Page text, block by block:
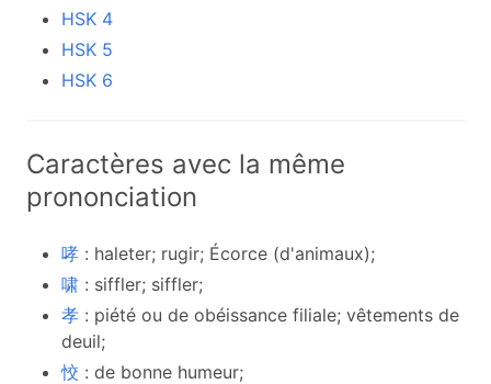
HSK 4
HSK 5
HSK 6
Caractères avec la même
prononciation
哮 : haleter; rugir; Écorce (d'animaux);
啸 : siffler; siffler;
孝 : piété ou de obéissance filiale; vêtements de
deuil;
恔 : de bonne humeur;